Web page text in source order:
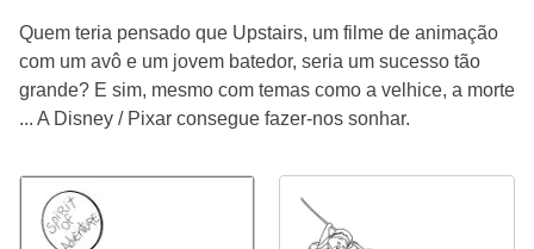
Quem teria pensado que Upstairs, um filme de animação
com um avô e um jovem batedor, seria um sucesso tão
grande? E sim, mesmo com temas como a velhice, a morte
... A Disney / Pixar consegue fazer-nos sonhar.